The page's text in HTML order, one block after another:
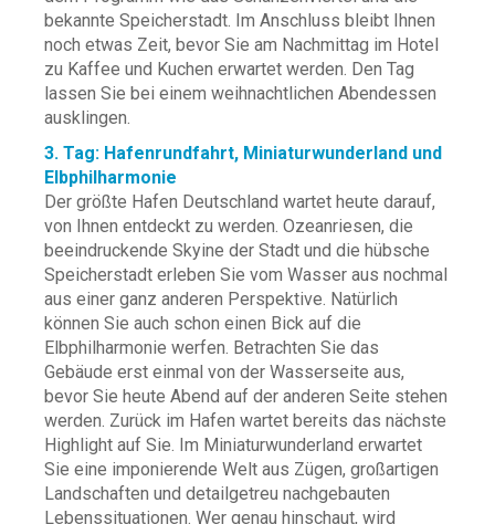
bekannte Speicherstadt. Im Anschluss bleibt Ihnen
noch etwas Zeit, bevor Sie am Nachmittag im Hotel
zu Kaffee und Kuchen erwartet werden. Den Tag
lassen Sie bei einem weihnachtlichen Abendessen
ausklingen.
3. Tag: Hafenrundfahrt, Miniaturwunderland und
Elbphilharmonie
Der größte Hafen Deutschland wartet heute darauf,
von Ihnen entdeckt zu werden. Ozeanriesen, die
beeindruckende Skyine der Stadt und die hübsche
Speicherstadt erleben Sie vom Wasser aus nochmal
aus einer ganz anderen Perspektive. Natürlich
können Sie auch schon einen Bick auf die
Elbphilharmonie werfen. Betrachten Sie das
Gebäude erst einmal von der Wasserseite aus,
bevor Sie heute Abend auf der anderen Seite stehen
werden. Zurück im Hafen wartet bereits das nächste
Highlight auf Sie. Im Miniaturwunderland erwartet
Sie eine imponierende Welt aus Zügen, großartigen
Landschaften und detailgetreu nachgebauten
Lebenssituationen. Wer genau hinschaut, wird